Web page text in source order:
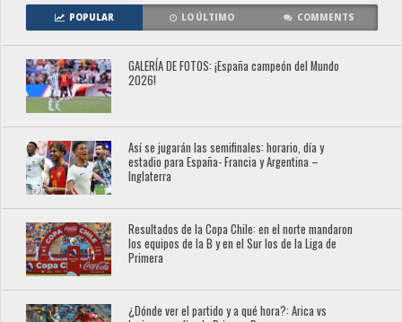
POPULAR LO ÚLTIMO COMMENTS
GALERÍA DE FOTOS: ¡España campeón del Mundo
2026!
Así se jugarán las semifinales: horario, día y
estadio para España- Francia y Argentina –
Inglaterra
Resultados de la Copa Chile: en el norte mandaron
los equipos de la B y en el Sur los de la Liga de
Primera
¿Dónde ver el partido y a qué hora?: Arica vs